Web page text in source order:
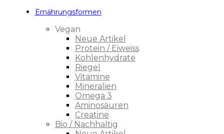
Ernährungsformen
Vegan
Neue Artikel
Protein / Eiweiss
Kohlenhydrate
Riegel
Vitamine
Mineralien
Omega 3
Aminosäuren
Creatine
Bio / Nachhaltig